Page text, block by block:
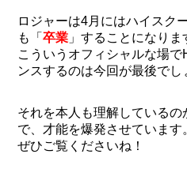
ロジャーは4月にはハイスク
も「卒業 」することになりま
こういうオフィシャルな場
ンスするのは今回が最後でし
それを本人も理解しているの
で、才能を爆発させています
ぜひご覧くださいね！